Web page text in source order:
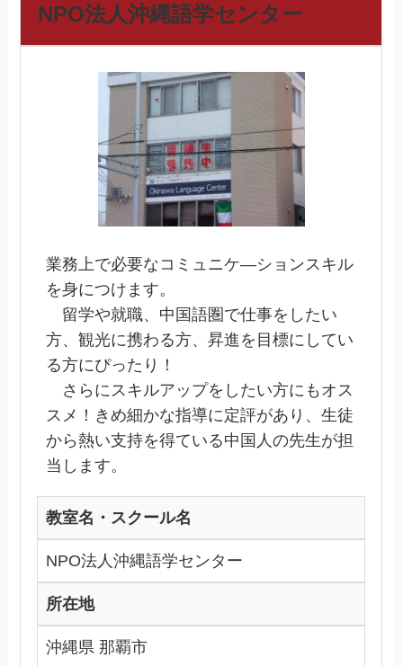
NPO法人沖縄語学センター
業務上で必要なコミュニケ―ションスキル
を身につけます。
留学や就職、中国語圏で仕事をしたい
方、観光に携わる方、昇進を目標にしてい
る方にぴったり！
さらにスキルアップをしたい方にもオス
スメ！きめ細かな指導に定評があり、生徒
から熱い支持を得ている中国人の先生が担
当します。
教室名・スクール名
NPO法人沖縄語学センター
所在地
沖縄県 那覇市